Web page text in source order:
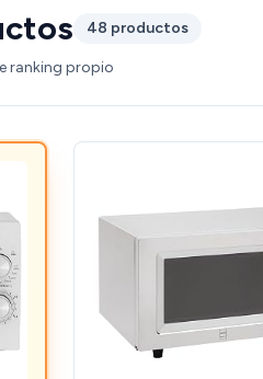
48 productos
ranking propio